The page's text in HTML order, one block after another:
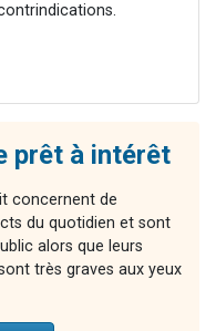
prêt à intérêt
concernent de
du quotidien et sont
alors que leurs
très graves aux yeux